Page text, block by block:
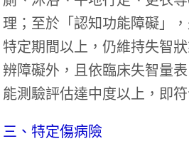
理；至於「認知功能障礙」
特定期間以上，仍維持失智
辨障礙外，且依臨床失智量
能測驗評估達中度以上，即符
三、特定傷病險